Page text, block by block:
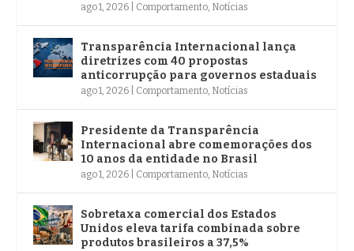
ago 1, 2026 Comportamento Notícias
Transparência Internacional lança
diretrizes com 40 propostas
anticorrupção para governos estaduais
ago 1, 2026 Comportamento Notícias
Presidente da Transparência
Internacional abre comemorações dos
10 anos da entidade no Brasil
ago 1, 2026 Comportamento Notícias
Sobretaxa comercial dos Estados
Unidos eleva tarifa combinada sobre
produtos brasileiros a 37,5%